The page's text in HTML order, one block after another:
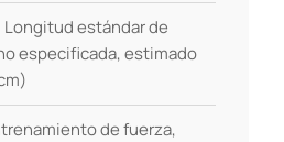
Longitud estándar de
especificada, estimado
de fuerza,